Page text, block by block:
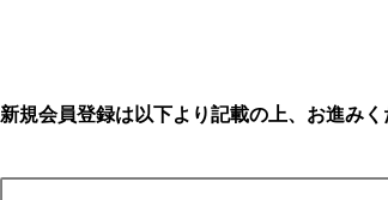
新規会員登録は以下より記載の上、お進みく